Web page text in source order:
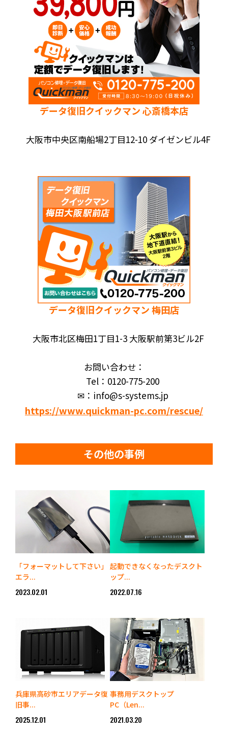
データ復旧クイックマン 心斎橋本店
大阪市中央区南船場2丁目12-10 ダイゼンビル4F
データ復旧クイックマン 梅田店
大阪市北区梅田1丁目1-3 大阪駅前第3ビル2F
お問い合わせ：
Tel：0120-775-200
✉：info@s-systems.jp
https://www.quickman-pc.com/rescue/
その他の事例
「フォーマットして下さい」
エラ...
2023.02.01
起動できなくなったデスクト
ップ...
2022.07.16
兵庫県高砂市エリアデータ復
旧事...
2025.12.01
事務用デスクトップ
PC（Len...
2021.03.20